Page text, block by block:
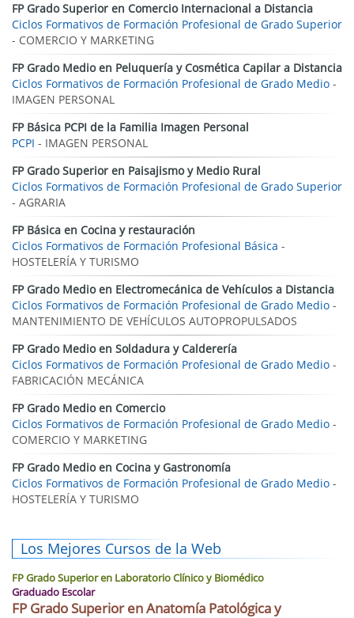
FP Grado Superior en Comercio Internacional a Distancia
Ciclos Formativos de Formación Profesional de Grado Superior
- COMERCIO Y MARKETING
FP Grado Medio en Peluquería y Cosmética Capilar a Distancia
Ciclos Formativos de Formación Profesional de Grado Medio -
IMAGEN PERSONAL
FP Básica PCPI de la Familia Imagen Personal
PCPI - IMAGEN PERSONAL
FP Grado Superior en Paisajismo y Medio Rural
Ciclos Formativos de Formación Profesional de Grado Superior
- AGRARIA
FP Básica en Cocina y restauración
Ciclos Formativos de Formación Profesional Básica -
HOSTELERÍA Y TURISMO
FP Grado Medio en Electromecánica de Vehículos a Distancia
Ciclos Formativos de Formación Profesional de Grado Medio -
MANTENIMIENTO DE VEHÍCULOS AUTOPROPULSADOS
FP Grado Medio en Soldadura y Calderería
Ciclos Formativos de Formación Profesional de Grado Medio -
FABRICACIÓN MECÁNICA
FP Grado Medio en Comercio
Ciclos Formativos de Formación Profesional de Grado Medio -
COMERCIO Y MARKETING
FP Grado Medio en Cocina y Gastronomía
Ciclos Formativos de Formación Profesional de Grado Medio -
HOSTELERÍA Y TURISMO
Los Mejores Cursos de la Web
FP Grado Superior en Laboratorio Clínico y Biomédico
Graduado Escolar
FP Grado Superior en Anatomía Patológica y